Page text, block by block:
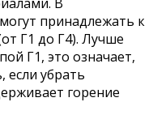
принадлежать к
Г1 до Г4). Лучше
Г1, это означает,
если убрать
горение